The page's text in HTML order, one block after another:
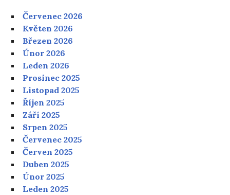
Červenec 2026
Květen 2026
Březen 2026
Únor 2026
Leden 2026
Prosinec 2025
Listopad 2025
Říjen 2025
Září 2025
Srpen 2025
Červenec 2025
Červen 2025
Duben 2025
Únor 2025
Leden 2025